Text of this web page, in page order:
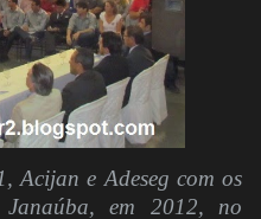
Acijan e Adeseg com os
em 2012, no